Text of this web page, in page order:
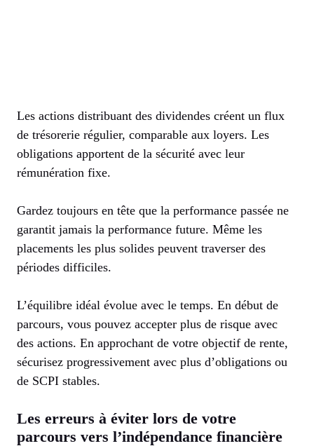
Les actions distribuant des dividendes créent un flux
de trésorerie régulier, comparable aux loyers. Les
obligations apportent de la sécurité avec leur
rémunération fixe.
Gardez toujours en tête que la performance passée ne
garantit jamais la performance future. Même les
placements les plus solides peuvent traverser des
périodes difficiles.
L’équilibre idéal évolue avec le temps. En début de
parcours, vous pouvez accepter plus de risque avec
des actions. En approchant de votre objectif de rente,
sécurisez progressivement avec plus d’obligations ou
de SCPI stables.
Les erreurs à éviter lors de votre
parcours vers l’indépendance financière